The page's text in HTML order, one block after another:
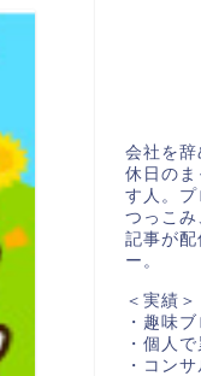
会社を
休日の
す人。
つっこ
記事が配
ー。
＜実績＞
・趣味
・個人
・コン